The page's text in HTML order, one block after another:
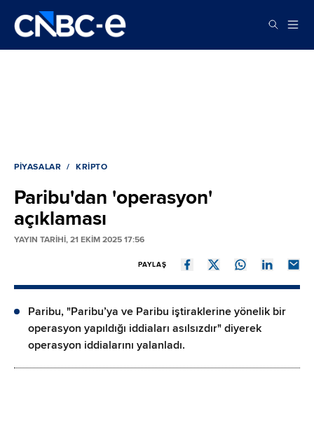
PIYASALAR KRIPTO
Paribu'dan 'operasyon'
açıklaması
YAYIN TARİHİ, 21 EKIM 2025 17:56
PAYLAŞ
Paribu, "Paribu’ya ve Paribu iştiraklerine yönelik bir
operasyon yapıldığı iddiaları asılsızdır" diyerek
operasyon iddialarını yalanladı.